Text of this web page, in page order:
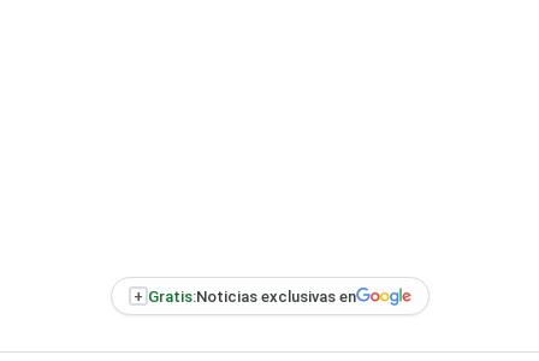
+ Gratis:Noticias exclusivas en